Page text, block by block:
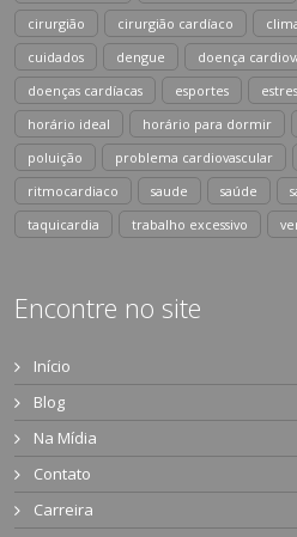
cirurgião
cirurgião cardíaco
cuidados
dengue doença
doenças cardíacas
esportes
horário ideal
horário para dormir
poluição
problema cardiovascular
ritmocardiaco
saude saúde
taquicardia
trabalho excessivo
Encontre no site
Início
Blog
Na Mídia
Contato
Carreira